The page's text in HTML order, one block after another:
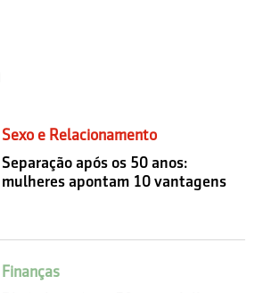
Sexo e Relacionamento
Separação após os 50 anos:
mulheres apontam 10 vantagens
Finanças